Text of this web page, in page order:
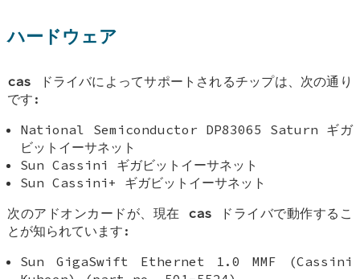
ハードウェア
cas ドライバによってサポートされるチップは、次の通り
です:
National Semiconductor DP83065 Saturn ギガ
ビットイーサネット
Sun Cassini ギガビットイーサネット
Sun Cassini+ ギガビットイーサネット
次のアドオンカードが、現在 cas ドライバで動作するこ
とが知られています:
Sun GigaSwift Ethernet 1.0 MMF (Cassini